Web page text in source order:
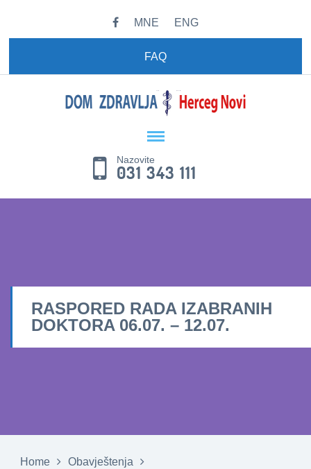
MNE ENG
FAQ
Nazovite
031 343 111
RASPORED RADA IZABRANIH
DOKTORA 06.07. – 12.07.
Home
Obavještenja